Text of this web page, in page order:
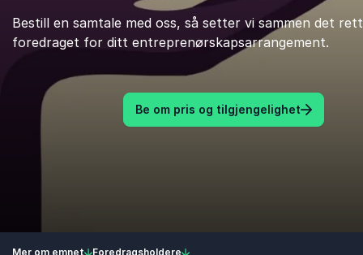
Bestill en samtale med oss, så setter vi sammen det
foredraget for ditt entreprenørskapsarrangement.
Be om pris og tilgjengelighet
Mer om emnet Foredragsholdere